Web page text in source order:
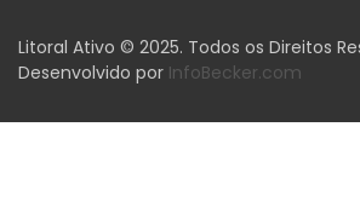
Litoral Ativo © 2025. Todos os Direitos
Desenvolvido por InfoBecker.com